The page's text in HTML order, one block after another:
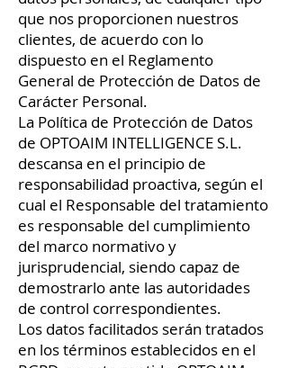
que nos proporcionen nuestros
clientes, de acuerdo con lo
dispuesto en el Reglamento
General de Protección de Datos de
Carácter Personal.
La Política de Protección de Datos
de OPTOAIM INTELLIGENCE S.L.
descansa en el principio de
responsabilidad proactiva, según el
cual el Responsable del tratamiento
es responsable del cumplimiento
del marco normativo y
jurisprudencial, siendo capaz de
demostrarlo ante las autoridades
de control correspondientes.
Los datos facilitados serán tratados
en los términos establecidos en el